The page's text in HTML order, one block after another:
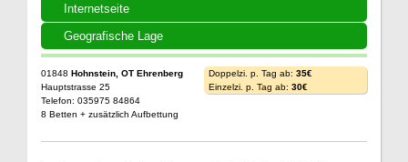
Internetseite
Geografische Lage
01848 Hohnstein, OT Ehrenberg
Hauptstrasse 25
Telefon: 035975 84864
8 Betten + zusätzlich Aufbettung
Doppelzi. p. Tag ab: 35€
Einzelzi. p. Tag ab: 30€